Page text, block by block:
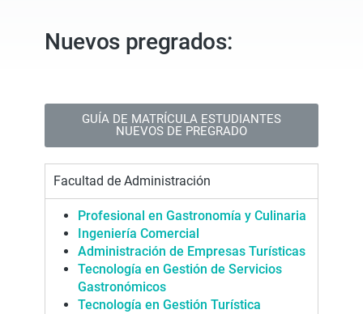
Nuevos pregrados:
GUÍA DE MATRÍCULA ESTUDIANTES
NUEVOS DE PREGRADO
Facultad de Administración
Profesional en Gastronomía y Culinaria
Ingeniería Comercial
Administración de Empresas Turísticas
Tecnología en Gestión de Servicios
Gastronómicos
Tecnología en Gestión Turística